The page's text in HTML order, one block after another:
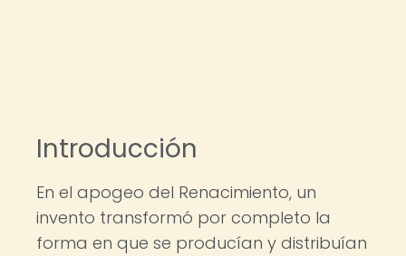
Introducción
En el apogeo del Renacimiento, un
invento transformó por completo la
forma en que se producían y distribuían